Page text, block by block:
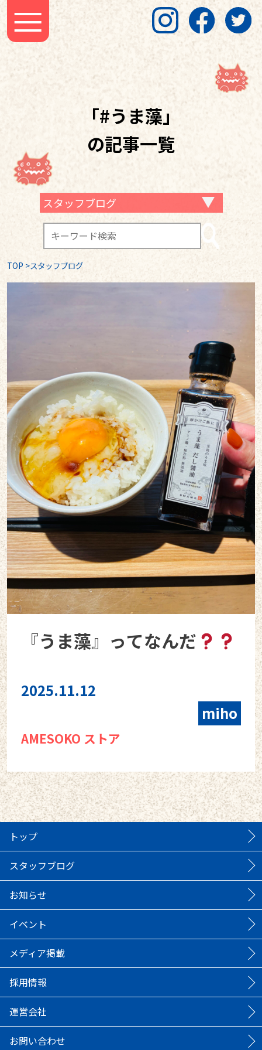
「#うま藻」
の記事一覧
スタッフブログ
TOP >スタッフブログ
『うま藻』ってなんだ
2025.11.12
miho
AMESOKO ストア
トップ
スタッフブログ
お知らせ
イベント
メディア掲載
採用情報
運営会社
お問い合わせ